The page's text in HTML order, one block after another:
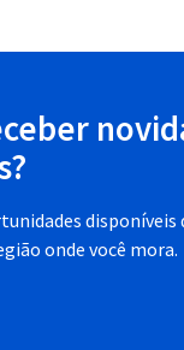
disponíveis
onde você mora.